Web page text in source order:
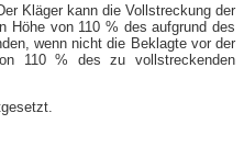
Kläger kann die Vollstreckung der
Höhe von 110 % des aufgrund des
wenn nicht die Beklagte vor der
110 % des zu vollstreckenden